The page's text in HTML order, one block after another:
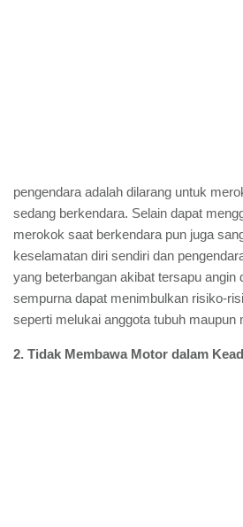
pengendara adalah dilarang untuk
sedang berkendara. Selain dapat
merokok saat berkendara pun juga
keselamatan diri sendiri dan
yang beterbangan akibat tersapu angin
sempurna dapat menimbulkan risiko-
seperti melukai anggota tubuh maupun
2. Tidak Membawa Motor dalam